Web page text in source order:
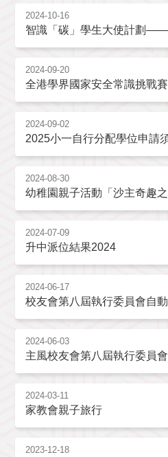
2024-10-16
智識「碳」學生大使計劃——
2024-09-20
全港學界國家安全常識挑戰
2024-09-02
2025小一自行分配學位申請
2024-08-30
幼稚園親子活動「沙主奇趣
2024-07-09
升中派位結果2024
2024-06-17
校友會第八屆執行委員會自
2024-06-03
主風校友會第八屆執行委員
2024-03-11
家教會親子旅行
2023-12-18